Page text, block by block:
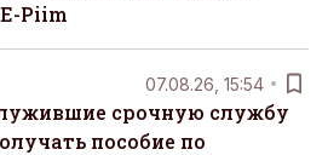
Piim
07.08.26, 15:54
срочную службу
пособие по